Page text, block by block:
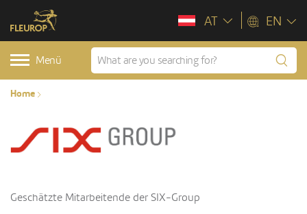
AT EN
Menü
Home
Geschätzte Mitarbeitende der SIX-Group